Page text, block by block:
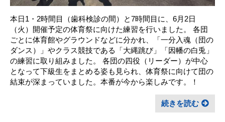
本日1・2時間目（歯科検診の間）と7時間目に、6月2日
（火）開催予定の体育祭に向けた練習を行いました。 各団
ごとに体育館やグラウンドなどに分かれ、「一分入魂（団の
ダンス）」やクラス競技である「大縄跳び」「因幡の白兎」
の練習に取り組みました。 各団の四役（リーダー）が中心
となって下級生をまとめる姿も見られ、体育祭に向けて団の
結束が深まっていました。本番が今から楽しみです。！
続きを読む